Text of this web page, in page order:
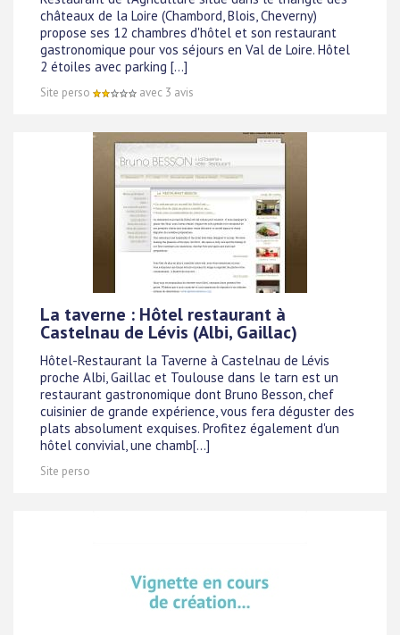
châteaux de la Loire (Chambord, Blois, Cheverny)
propose ses 12 chambres d'hôtel et son restaurant
gastronomique pour vos séjours en Val de Loire. Hôtel
2 étoiles avec parking [...]
Site perso avec 3 avis
La taverne : Hôtel restaurant à
Castelnau de Lévis (Albi, Gaillac)
Hôtel-Restaurant la Taverne à Castelnau de Lévis
proche Albi, Gaillac et Toulouse dans le tarn est un
restaurant gastronomique dont Bruno Besson, chef
cuisinier de grande expérience, vous fera déguster des
plats absolument exquises. Profitez également d'un
hôtel convivial, une chamb[...]
Site perso